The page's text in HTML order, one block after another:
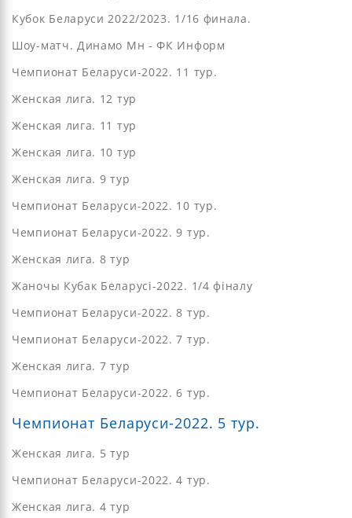
Кубок Беларуси 2022/2023. 1/16 финала.
Шоу-матч. Динамо Мн - ФК Информ
Чемпионат Беларуси-2022. 11 тур.
Женская лига. 12 тур
Женская лига. 11 тур
Женская лига. 10 тур
Женская лига. 9 тур
Чемпионат Беларуси-2022. 10 тур.
Чемпионат Беларуси-2022. 9 тур.
Женская лига. 8 тур
Жаночы Кубак Беларусі-2022. 1/4 фіналу
Чемпионат Беларуси-2022. 8 тур.
Чемпионат Беларуси-2022. 7 тур.
Женская лига. 7 тур
Чемпионат Беларуси-2022. 6 тур.
Чемпионат Беларуси-2022. 5 тур.
Женская лига. 5 тур
Чемпионат Беларуси-2022. 4 тур.
Женская лига. 4 тур